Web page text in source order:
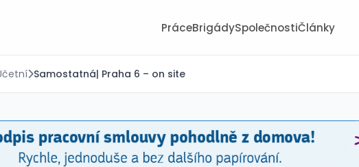
PráceBrigádySpolečnostiČlánky
Samostatná| Praha 6 – on site